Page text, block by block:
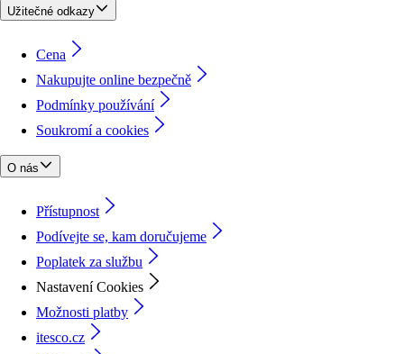
Užitečné odkazy
Cena
Nakupujte online bezpečně
Podmínky používání
Soukromí a cookies
O nás
Přístupnost
Podívejte se, kam doručujeme
Poplatek za službu
Nastavení Cookies
Možnosti platby
itesco.cz